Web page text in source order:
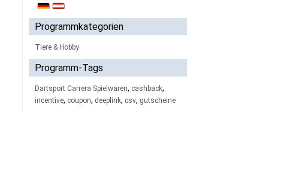
Programmkategorien
Tiere & Hobby
Programm-Tags
Dartsport Carrera Spielwaren, cashback,
incentive, coupon, deeplink, csv, gutscheine